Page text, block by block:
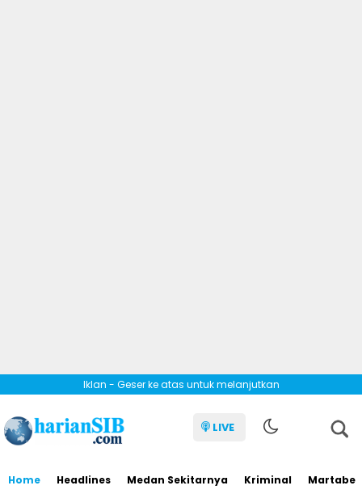
Iklan - Geser ke atas untuk melanjutkan
LIVE
Home Headlines Medan Sekitarnya Kriminal Martabe